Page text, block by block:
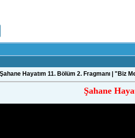
Şahane Hayatım 11. Bölüm 2. Fragmanı | "Biz
Şahane